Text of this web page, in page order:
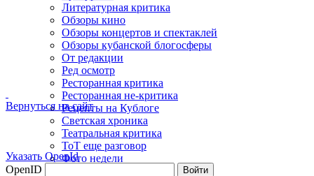
Вернуться на сайт
Указать OpenId
OpenID
Войти
Литературная критика
Обзоры кино
Обзоры концертов и спектаклей
Обзоры кубанской блогосферы
От редакции
Ред осмотр
Ресторанная критика
Ресторанная не-критика
Рецепты на Кублоге
Светская хроника
Театральная критика
ТоТ еще разговор
Фото недели